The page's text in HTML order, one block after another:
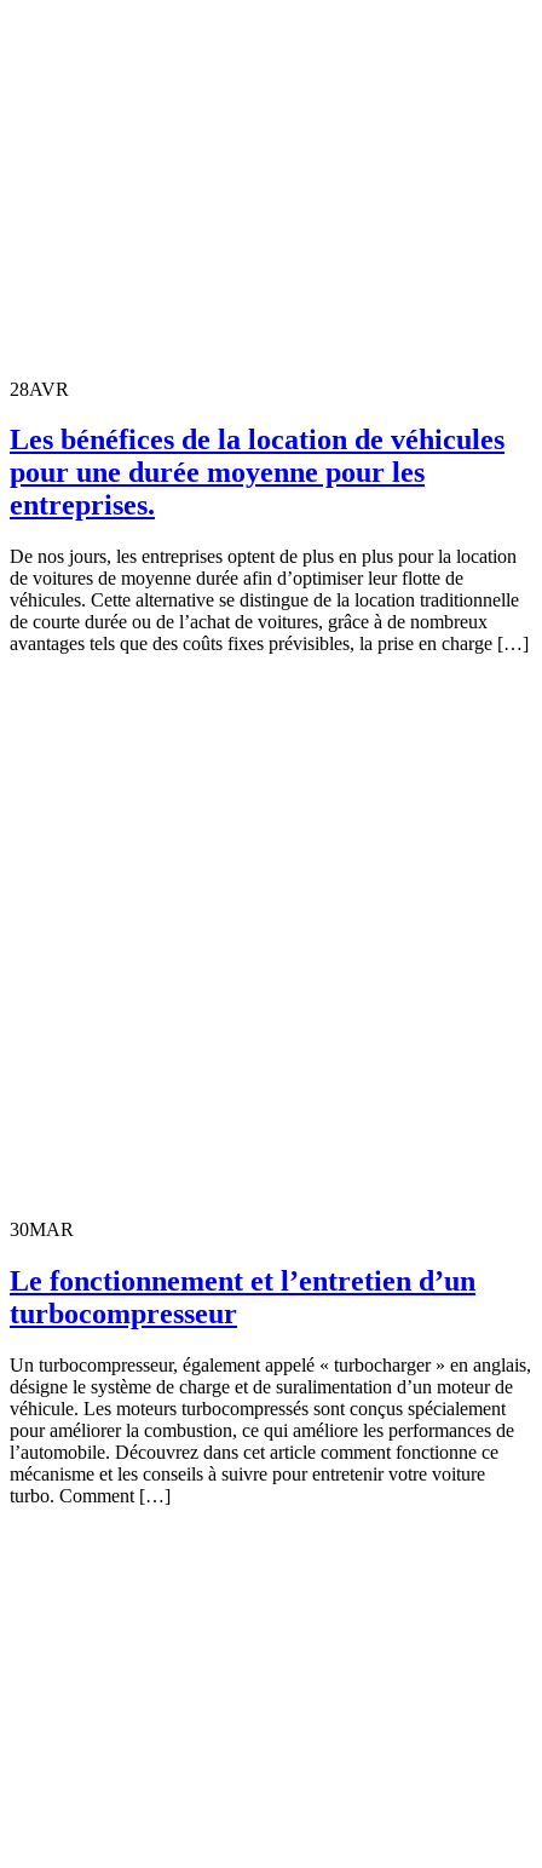
28AVR
Les bénéfices de la location de véhicules
pour une durée moyenne pour les
entreprises.
De nos jours, les entreprises optent de plus en plus pour la location
de voitures de moyenne durée afin d’optimiser leur flotte de
véhicules. Cette alternative se distingue de la location traditionnelle
de courte durée ou de l’achat de voitures, grâce à de nombreux
avantages tels que des coûts fixes prévisibles, la prise en charge […]
30MAR
Le fonctionnement et l’entretien d’un
turbocompresseur
Un turbocompresseur, également appelé « turbocharger » en anglais,
désigne le système de charge et de suralimentation d’un moteur de
véhicule. Les moteurs turbocompressés sont conçus spécialement
pour améliorer la combustion, ce qui améliore les performances de
l’automobile. Découvrez dans cet article comment fonctionne ce
mécanisme et les conseils à suivre pour entretenir votre voiture
turbo. Comment […]